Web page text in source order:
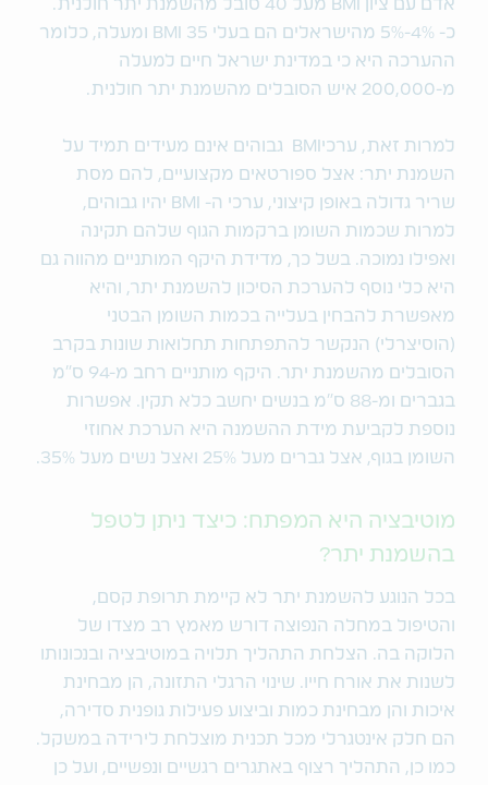
אדם עם ציון BMI מעל 40 סובל מהשמנת יתר חולנית.
כ- 4%-5% מהישראלים הם בעלי BMI 35 ומעלה, כלומר
ההערכה היא כי במדינת ישראל חיים למעלה
מ-200,000 איש הסובלים מהשמנת יתר חולנית.
למרות זאת, ערכיBMI גבוהים אינם מעידים תמיד על
השמנת יתר: אצל ספורטאים מקצועיים, להם מסת
שריר גדולה באופן קיצוני, ערכי ה- BMI יהיו גבוהים,
למרות שכמות השומן ברקמות הגוף שלהם תקינה
ואפילו נמוכה. בשל כך, מדידת היקף המותניים מהווה גם
היא כלי נוסף להערכת הסיכון להשמנת יתר, והיא
מאפשרת להבחין בעלייה בכמות השומן הבטני
(הוסיצרלי) הנקשר להתפתחות תחלואות שונות בקרב
הסובלים מהשמנת יתר. היקף מותניים רחב מ-94 ס"מ
בגברים ומ-88 ס"מ בנשים יחשב כלא תקין. אפשרות
נוספת לקביעת מידת ההשמנה היא הערכת אחוזי
השומן בגוף, אצל גברים מעל 25% ואצל נשים מעל 35%.
מוטיבציה היא המפתח: כיצד ניתן לטפל
בהשמנת יתר?
בכל הנוגע להשמנת יתר לא קיימת תרופת קסם,
והטיפול במחלה הנפוצה דורש מאמץ רב מצדו של
הלוקה בה. הצלחת התהליך תלויה במוטיבציה ובנכונותו
לשנות את אורח חייו. שינוי הרגלי התזונה, הן מבחינת
איכות והן מבחינת כמות וביצוע פעילות גופנית סדירה,
הם חלק אינטגרלי מכל תכנית מוצלחת לירידה במשקל.
כמו כן, התהליך רצוף באתגרים רגשיים ונפשיים, ועל כן